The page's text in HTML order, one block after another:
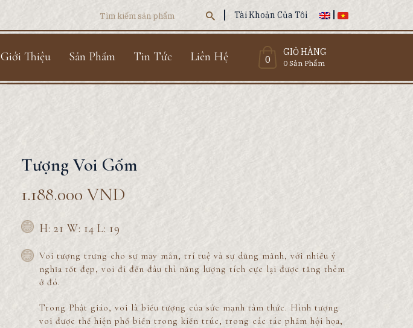
Search
for:
Tài Khoản Của Tôi
Giới Thiệu Sản Phẩm Tin Tức Liên Hệ 0
GIỎ HÀNG
0 Sản Phẩm
Tượng Voi Gốm
1.188.000 VND
H: 21 W: 14 L: 19
Voi tượng trưng cho sự may mắn, trí tuệ và sự dũng mãnh, với nhiều ý
nghĩa tốt đẹp, voi đi đến đâu thì năng lượng tích cực lại được tăng thêm
ở đó.
Trong Phật giáo, voi là biểu tượng của sức mạnh tâm thức. Hình tượng
voi được thể hiện phổ biến trong kiến trúc, trong các tác phẩm hội họa,